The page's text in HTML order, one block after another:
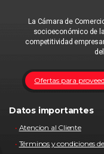
La Cámara de
socioeconómico de
competitividad
Ofertas para
Datos importantes
Atencion al Cliente
Términos y condiciones